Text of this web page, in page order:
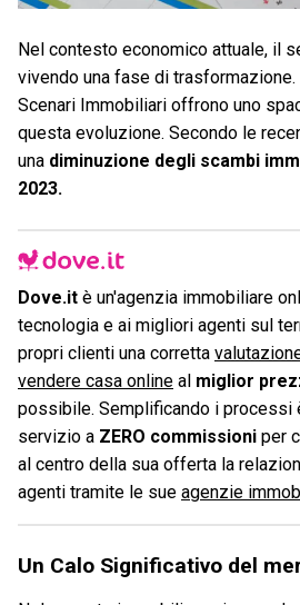
Nel contesto economico attuale, il
vivendo una fase di
Scenari Immobiliari offrono uno
questa evoluzione. Secondo le
una diminuzione degli scambi
2023.
Dove.it è un'agenzia immobiliare
tecnologia e ai migliori agenti sul
propri clienti una corretta
vendere casa online al miglior
possibile. Semplificando i processi
servizio a ZERO commissioni per
al centro della sua offerta la
agenti tramite le sue agenzie
Un Calo Significativo del